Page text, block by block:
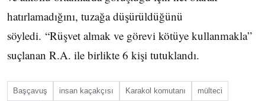
hatırlamadığını, tuzağa düşürüldüğünü
söyledi. “Rüşvet almak ve görevi kötüye kullanmakla”
suçlanan R.A. ile birlikte 6 kişi tutuklandı.
Başçavuş insan kaçakçısı Karakol komutanı mülteci